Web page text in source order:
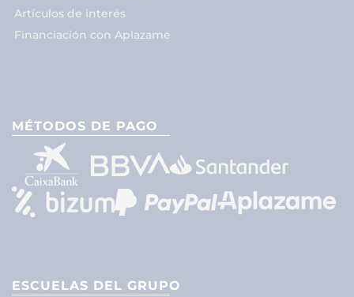
Artículos de interés
Financiación con Aplazame
MÉTODOS DE PAGO
ESCUELAS DEL GRUPO